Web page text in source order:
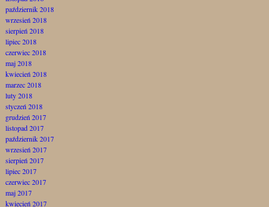
październik 2018
wrzesień 2018
sierpień 2018
lipiec 2018
czerwiec 2018
maj 2018
kwiecień 2018
marzec 2018
luty 2018
styczeń 2018
grudzień 2017
listopad 2017
październik 2017
wrzesień 2017
sierpień 2017
lipiec 2017
czerwiec 2017
maj 2017
kwiecień 2017